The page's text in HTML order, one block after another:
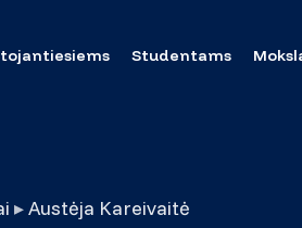
Studentams
▸Austėja Kareivaitė